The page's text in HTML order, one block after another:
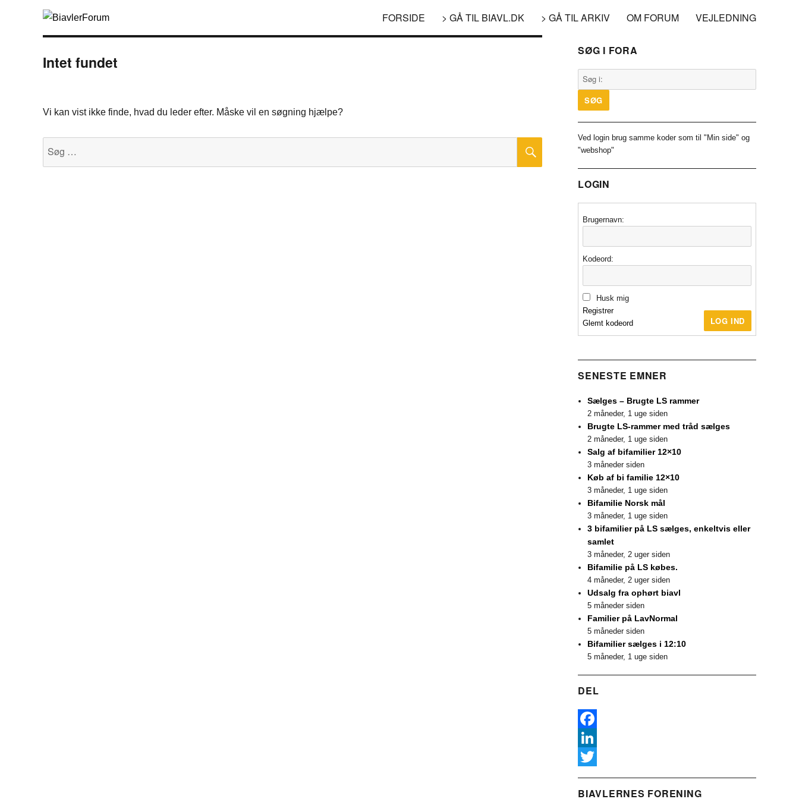
FORSIDE > GÅ TIL BIAVL.DK > GÅ TIL ARKIV OM FORUM VEJLEDNING
Intet fundet
Vi kan vist ikke finde, hvad du leder efter. Måske vil en søgning hjælpe?
SØG I FORA
Ved login brug samme koder som til "Min side" og
"webshop"
LOGIN
Brugernavn:
Kodeord:
Husk mig
LOG IND
Registrer
Glemt kodeord
SENESTE EMNER
Sælges – Brugte LS rammer
2 måneder, 1 uge siden
Brugte LS-rammer med tråd sælges
2 måneder, 1 uge siden
Salg af bifamilier 12×10
3 måneder siden
Køb af bi familie 12×10
3 måneder, 1 uge siden
Bifamilie Norsk mål
3 måneder, 1 uge siden
3 bifamilier på LS sælges, enkeltvis eller
samlet
3 måneder, 2 uger siden
Bifamilie på LS købes.
4 måneder, 2 uger siden
Udsalg fra ophørt biavl
5 måneder siden
Familier på LavNormal
5 måneder siden
Bifamilier sælges i 12:10
5 måneder, 1 uge siden
DEL
F
a
e
L
nw
BIAVLERNES FORENING